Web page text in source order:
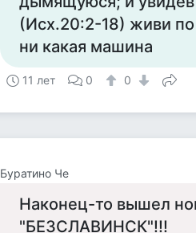
(Исх.20:2-18) живи
ни какая машина
11 лет 0 0
Буратино Че
Наконец-то вышел
"БЕЗСЛАВИНСК"!!!